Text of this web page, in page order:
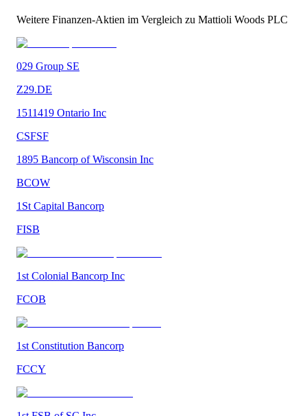
Weitere Finanzen-Aktien im Vergleich zu Mattioli Woods PLC
029 Group SE
Z29.DE
1511419 Ontario Inc
CSFSF
1895 Bancorp of Wisconsin Inc
BCOW
1St Capital Bancorp
FISB
1st Colonial Bancorp Inc
FCOB
1st Constitution Bancorp
FCCY